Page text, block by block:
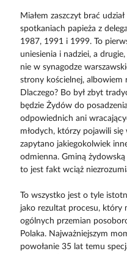
Miałem zaszczyt brać
spotkaniach papieża z
1987, 1991 i 1999. To
uniesienia i nadziei, a
nie w synagodze
strony kościelnej, albowiem
Dlaczego? Bo był zbyt
będzie Żydów do
odpowiednich ani
młodych, którzy pojawili
zapytano jakiegokolwiek
odmienna. Gminą
to jest fakt wciąż
To wszystko jest o tyle
jako rezultat procesu, który
ogólnych przemian
Polaka. Najważniejszym
powołanie 35 lat temu